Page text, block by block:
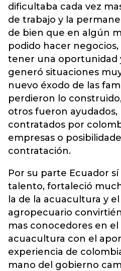
dificultaba cada vez
de trabajo y la
de bien que en algún
podido hacer
tener una oportunidad
generó situaciones
nuevo éxodo de las
perdieron lo
otros fueron
contratados por
empresas o
contratación.
Por su parte Ecuador
talento, fortaleció
la de la acuacultura y
agropecuario
mas conocedores en
acuacultura con el
experiencia de
mano del gobierno